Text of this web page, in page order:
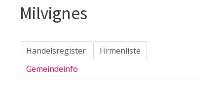
Milvignes
Handelsregister
Firmenliste
Gemeindeinfo